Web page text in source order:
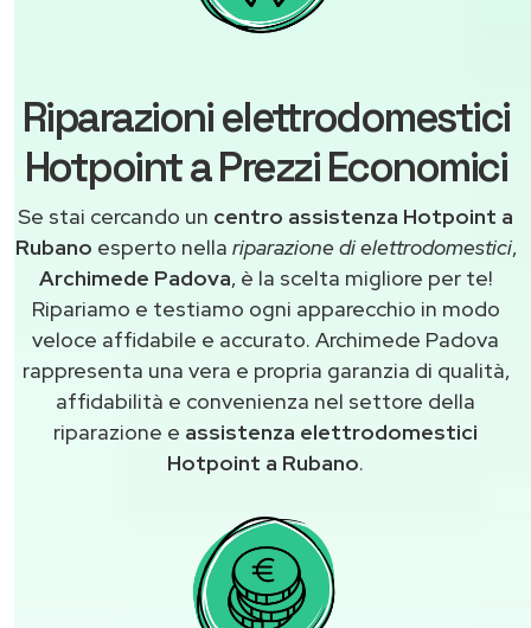
Riparazioni elettrodomestici
Hotpoint a Prezzi Economici
Se stai cercando un centro assistenza Hotpoint a
Rubano esperto nella riparazione di elettrodomestici,
Archimede Padova, è la scelta migliore per te!
Ripariamo e testiamo ogni apparecchio in modo
veloce affidabile e accurato. Archimede Padova
rappresenta una vera e propria garanzia di qualità,
affidabilità e convenienza nel settore della
riparazione e assistenza elettrodomestici
Hotpoint a Rubano.